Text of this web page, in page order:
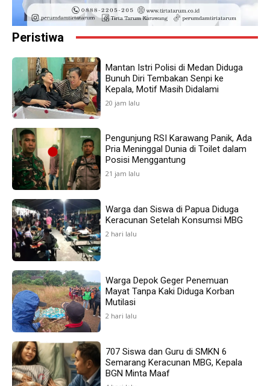
Peristiwa
Mantan Istri Polisi di Medan Diduga
Bunuh Diri Tembakan Senpi ke
Kepala, Motif Masih Didalami
20 jam lalu
Pengunjung RSI Karawang Panik, Ada
Pria Meninggal Dunia di Toilet dalam
Posisi Menggantung
21 jam lalu
Warga dan Siswa di Papua Diduga
Keracunan Setelah Konsumsi MBG
2 hari lalu
Warga Depok Geger Penemuan
Mayat Tanpa Kaki Diduga Korban
Mutilasi
2 hari lalu
707 Siswa dan Guru di SMKN 6
Semarang Keracunan MBG, Kepala
BGN Minta Maaf